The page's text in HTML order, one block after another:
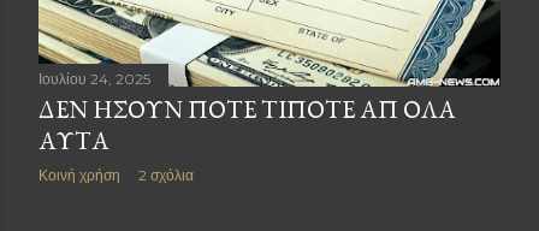
Ιουλίου 24, 2025
ΔΕΝ ΗΣΟΥΝ ΠΟΤΕ ΤΙΠΟΤΕ ΑΠ ΟΛΑ
ΑΥΤΑ
Κοινή χρήση 2 σχόλια